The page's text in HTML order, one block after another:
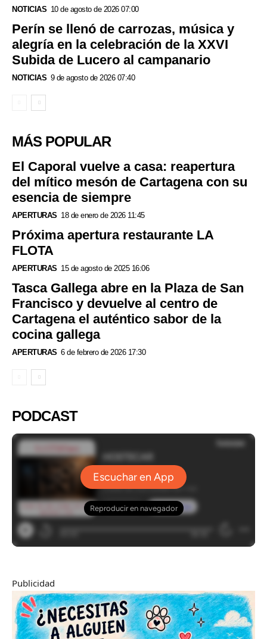
NOTICIAS 10 de agosto de 2026 07:00
Perín se llenó de carrozas, música y
alegría en la celebración de la XXVI
Subida de Lucero al campanario
NOTICIAS 9 de agosto de 2026 07:40
MÁS POPULAR
El Caporal vuelve a casa: reapertura
del mítico mesón de Cartagena con su
esencia de siempre
APERTURAS 18 de enero de 2026 11:45
Próxima apertura restaurante LA
FLOTA
APERTURAS 15 de agosto de 2025 16:06
Tasca Gallega abre en la Plaza de San
Francisco y devuelve al centro de
Cartagena el auténtico sabor de la
cocina gallega
APERTURAS 6 de febrero de 2026 17:30
PODCAST
Publicidad